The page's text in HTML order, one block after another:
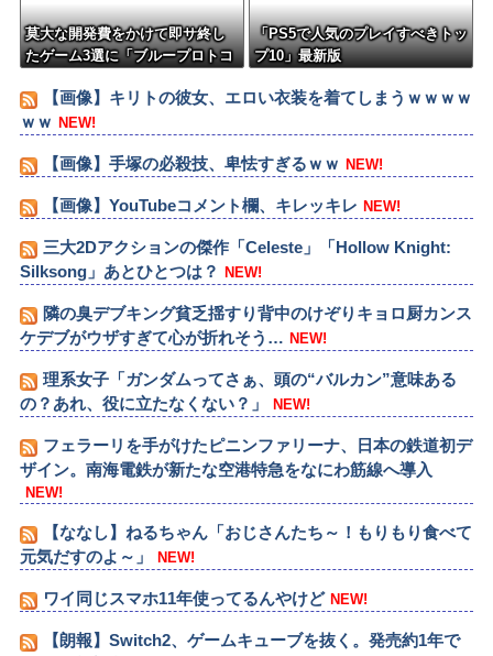
莫大な開発費をかけて即サ終し
たゲーム3選に「ブループロトコ
ド」
「PS5で人気のプレイすべきトッ
プ10」最新版
【画像】キリトの彼女、エロい衣装を着てしまうｗｗｗｗ
ｗｗ NEW!
【画像】手塚の必殺技、卑怯すぎるｗｗ NEW!
【画像】YouTubeコメント欄、キレッキレ NEW!
三大2Dアクションの傑作「Celeste」「Hollow Knight:
Silksong」あとひとつは？
NEW!
隣の臭デブキング貧乏揺すり背中のけぞりキョロ厨カンス
ケデブがウザすぎて心が折れそう… NEW!
理系女子「ガンダムってさぁ、頭の“バルカン”意味ある
の？あれ、役に立たなくない？」
NEW!
フェラーリを手がけたピニンファリーナ、日本の鉄道初デ
ザイン。南海電鉄が新たな空港特急をなにわ筋線へ導入
NEW!
【ななし】ねるちゃん「おじさんたち～！もりもり食べて
元気だすのよ～」
NEW!
ワイ同じスマホ11年使ってるんやけど NEW!
【朗報】Switch2、ゲームキューブを抜く。発売約1年で